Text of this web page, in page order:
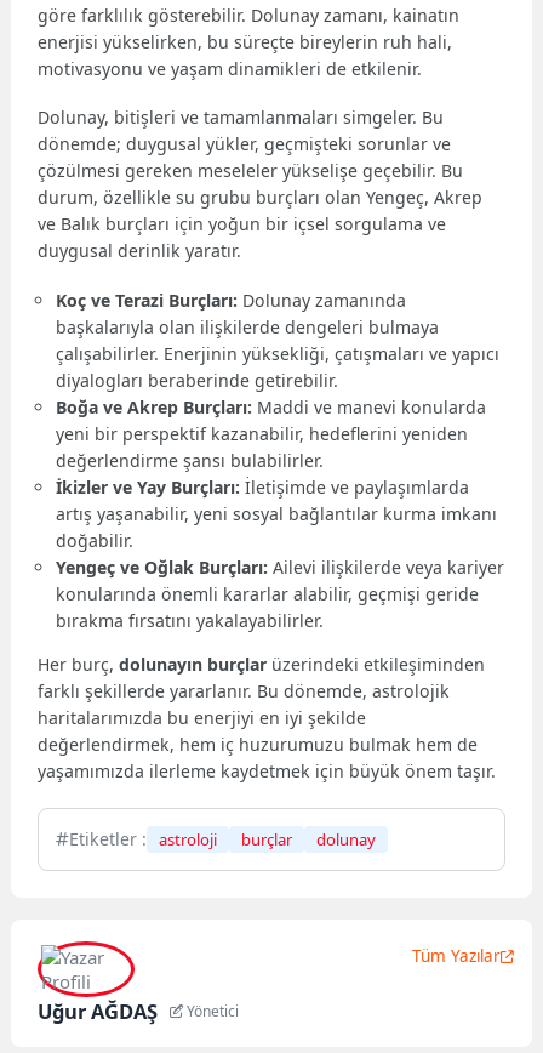
göre farklılık gösterebilir. Dolunay zamanı, kainatın
enerjisi yükselirken, bu süreçte bireylerin ruh hali,
motivasyonu ve yaşam dinamikleri de etkilenir.
Dolunay, bitişleri ve tamamlanmaları simgeler. Bu
dönemde; duygusal yükler, geçmişteki sorunlar ve
çözülmesi gereken meseleler yükselişe geçebilir. Bu
durum, özellikle su grubu burçları olan Yengeç, Akrep
ve Balık burçları için yoğun bir içsel sorgulama ve
duygusal derinlik yaratır.
Koç ve Terazi Burçları: Dolunay zamanında
başkalarıyla olan ilişkilerde dengeleri bulmaya
çalışabilirler. Enerjinin yüksekliği, çatışmaları ve yapıcı
diyalogları beraberinde getirebilir.
Boğa ve Akrep Burçları: Maddi ve manevi konularda
yeni bir perspektif kazanabilir, hedeflerini yeniden
değerlendirme şansı bulabilirler.
İkizler ve Yay Burçları: İletişimde ve paylaşımlarda
artış yaşanabilir, yeni sosyal bağlantılar kurma imkanı
doğabilir.
Yengeç ve Oğlak Burçları: Ailevi ilişkilerde veya kariyer
konularında önemli kararlar alabilir, geçmişi geride
bırakma fırsatını yakalayabilirler.
Her burç,dolunayın burçlar üzerindeki etkileşiminden
farklı şekillerde yararlanır. Bu dönemde, astrolojik
haritalarımızda bu enerjiyi en iyi şekilde
değerlendirmek, hem iç huzurumuzu bulmak hem de
yaşamımızda ilerleme kaydetmek için büyük önem taşır.
Etiketler : astroloji burçlar dolunay
Uğur AĞDAŞ Yönetici
Tüm Yazılar